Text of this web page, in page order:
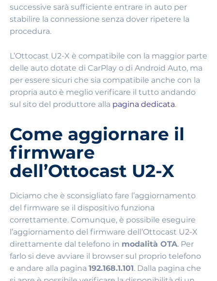
successive sarà sufficiente entrare in auto per
stabilire la connessione senza dover ripetere la
procedura.
L’Ottocast U2-X è compatibile con la maggior parte
delle auto dotate di CarPlay o di Android Auto, ma
per essere sicuri che sia compatibile anche con la
propria auto è meglio verificare il tutto andando
sul sito del produttore alla pagina dedicata.
Come aggiornare il
firmware
dell’Ottocast U2-X
Diciamo che è sconsigliato fare l’aggiornamento
del firmware se il dispositivo funziona
correttamente. Comunque, è possibile eseguire
l’aggiornamento del firmware dell’Ottocast U2-X
direttamente dal telefono in modalità OTA. Per
farlo si deve avviare il browser sul proprio telefono
e andare alla pagina 192.168.1.101. Dalla pagina che